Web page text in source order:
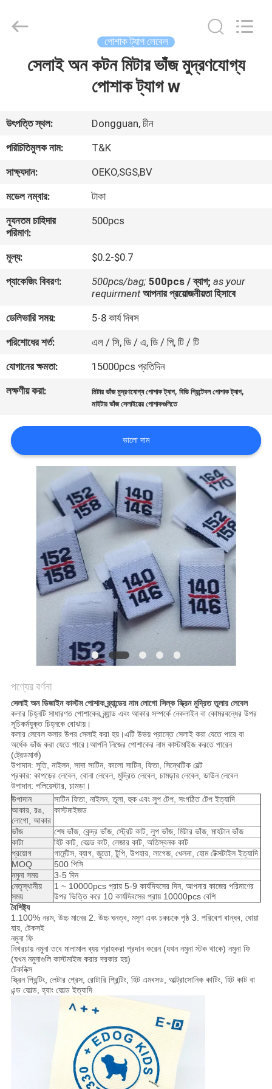
আমাদের
সম্পর্কে
কারখানা
ভ্রমণ
মান
নিয়ন্ত্রণ
যোগাযোগ
করুন
উদ্ধৃতির
আবেদন
PRIVACY
POLICY
Accessories
Co.,Ltd.
পোশাক ট্যাগ লেবেল
সেলাই অন কটন মিটার ভাঁজ মুদ্রণযোগ্য
পোশাক ট্যাগ w
উৎপত্তি স্থল:
Dongguan, চীন
পরিচিতিমুলক নাম:
T&K
সাক্ষ্যদান:
OEKO,SGS,BV
মডেল নম্বার:
টাকা
ন্যূনতম চাহিদার
পরিমাণ:
500pcs
মূল্য:
$0.2-$0.7
প্যাকেজিং বিবরণ:
500pcs/bag; 500pcs / ব্যাগ; as your
requirment আপনার প্রয়োজনীয়তা হিসাবে
ডেলিভারি সময়:
5-8 কার্য দিবস
পরিশোধের শর্ত:
এল / সি, ডি / এ, ডি / পি, টি / টি
যোগানের ক্ষমতা:
15000pcs প্রতিদিন
লক্ষণীয় করা:
মিটার ভাঁজ মুদ্রণযোগ্য পোশাক ট্যাগ,বিভি প্রিন্টেবল পোশাক ট্যাগ,
মাইটার ভাঁজ সেলাইয়ের পোশাকগুলিতে
ভালো দাম
পণ্যের বর্ণনা
সেলাই অন ডিজাইন কাস্টম পোশাক ব্র্যান্ডের নাম লোগো সিল্ক স্ক্রিন মুদ্রিত তুলার লেবেল
কলার চিহ্নটি সাধারণত পোশাকের ব্র্যান্ড এবং আকার সম্পর্কে নেকলাইন বা কোমরবন্ধের উপর
সূচিকর্মযুক্ত চিহ্নকে বোঝায়।
কলার লেবেল কলার উপর সেলাই করা হয়।এটি উভয় প্রান্তে সেলাই করা যেতে পারে বা
অর্ধেক ভাঁজ করা যেতে পারে।আপনি নিজের পোশাকের নাম কাস্টমাইজ করতে পারেন
(ট্রেডমার্ক)
উপাদান: সুতি, নাইলন, সাদা সাটিন, কালো সাটিন, ফিতা, সিন্থেটিক বেল্ট
প্রকার: কাপড়ের লেবেল, বোনা লেবেল, মুদ্রিত লেবেল, চামড়ার লেবেল, ডাউন লেবেল
উপাদান: পলিয়েস্টার, চামড়া।
উপাদান
সাটিন ফিতা, নাইলন, তুলা, হুক এবং লুপ টেপ, সংগঠিত টেপ ইত্যাদি
আকার, রঙ,
লোগো, আকার
কাস্টমাইজড
ভাঁজ
শেষ ভাঁজ, কেন্দ্র ভাঁজ, স্ট্রেট কাট, লুপ ভাঁজ, মিটার ভাঁজ, মাহটান ভাঁজ
কাটা
হিট কাট, কোল্ড কাট, লেজার কাট, অতিস্বনক কাট
প্রয়োগ
গার্মেন্টস, ব্যাগ, জুতো, টুপি, উপহার, লাগেজ, খেলনা, হোম টেক্সটাইল ইত্যাদি
MOQ
500 পিসি
নমুনা সময়
3-5 দিন
নেতৃস্থানীয়
সময়
1 ~ 10000pcs প্রায় 5-9 কার্যদিবসের দিন, আপনার কাজের পরিমাণের
উপর ভিত্তি করে 10 কার্যদিবসের প্রায় 10000pcs বেশি
বৈশিষ্ট্য
1.100% নরম, উচ্চ মানের 2. উচ্চ ঘনত্ব, মসৃণ এবং চকচকে পৃষ্ঠ 3. পরিবেশ বান্ধব, ধোয়া
যায়, টেকসই
নমুনা ফি
নিখরচায় নমুনা তবে মালামাল ব্যয় গ্রাহকরা প্রদান করেন (যখন নমুনা স্টক থাকে) নমুনা ফি
(যখন নমুনাগুলি কাস্টমাইজ করার দরকার হয়)
টেকনিক্স
স্ক্রিন প্রিন্টিং, লেটার প্রেস, রোটারি প্রিন্টিং, হিট এমবসড, আল্ট্রাসোনিক কাটিং, হিট কাট বা
এন্ড ফোল্ড, হ্যাং ফোল্ড ইত্যাদি